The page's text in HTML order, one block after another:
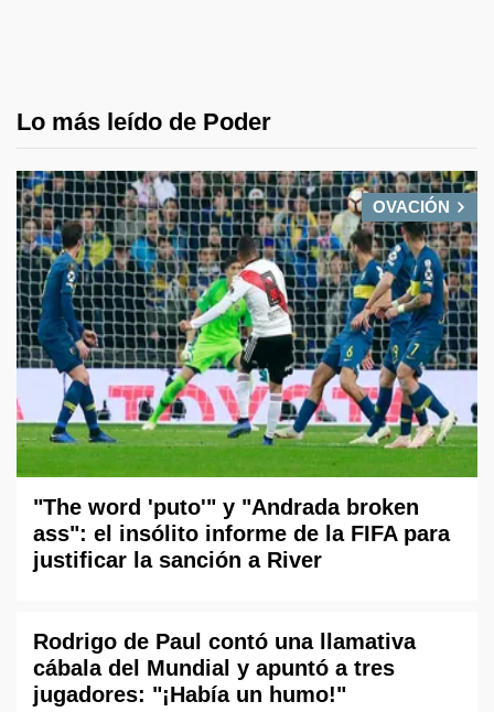
Lo más leído de Poder
OVACIÓN
"The word 'puto'" y "Andrada broken
ass": el insólito informe de la FIFA para
justificar la sanción a River
Rodrigo de Paul contó una llamativa
cábala del Mundial y apuntó a tres
jugadores: "¡Había un humo!"